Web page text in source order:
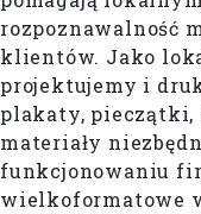
rozpoznawalność
klientów. Jako
projektujemy i
plakaty,
materiały
funkcjonowaniu
wielkoformatowe